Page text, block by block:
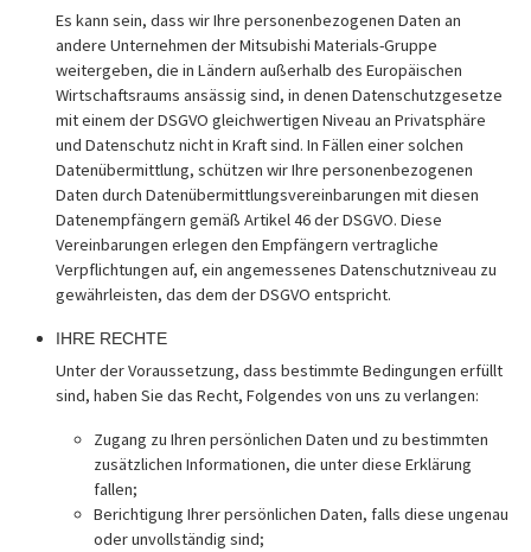
Es kann sein, dass wir Ihre personenbezogenen Daten an
andere Unternehmen der Mitsubishi Materials-Gruppe
weitergeben, die in Ländern außerhalb des Europäischen
Wirtschaftsraums ansässig sind, in denen Datenschutzgesetze
mit einem der DSGVO gleichwertigen Niveau an Privatsphäre
und Datenschutz nicht in Kraft sind. In Fällen einer solchen
Datenübermittlung, schützen wir Ihre personenbezogenen
Daten durch Datenübermittlungsvereinbarungen mit diesen
Datenempfängern gemäß Artikel 46 der DSGVO. Diese
Vereinbarungen erlegen den Empfängern vertragliche
Verpflichtungen auf, ein angemessenes Datenschutzniveau zu
gewährleisten, das dem der DSGVO entspricht.
IHRE RECHTE
Unter der Voraussetzung, dass bestimmte Bedingungen erfüllt
sind, haben Sie das Recht, Folgendes von uns zu verlangen:
Zugang zu Ihren persönlichen Daten und zu bestimmten
zusätzlichen Informationen, die unter diese Erklärung
fallen;
Berichtigung Ihrer persönlichen Daten, falls diese ungenau
oder unvollständig sind;